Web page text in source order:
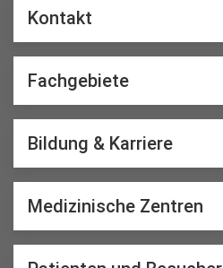
Kontakt
Fachgebiete
Bildung & Karriere
Medizinische Zentren